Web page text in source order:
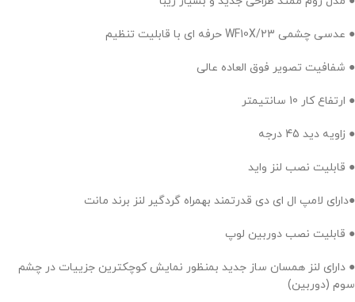
● عدسی چشمی WF10X/23 حرفه ای با قابلیت تنظیم
● شفافیت تصویر فوق العاده عالی
● ارتفاع کار 10 سانتیمتر
● زاویه دید 45 درجه
● قابلیت نصب لنز واید
●دارای لامپ ال ای دی قدرتمند بهمراه گردگیر لنز برند مانت
● قابلیت نصب دوربین لوپ
● دارای لنز همسان ساز جدید بمنظور نمایش کوچکترین جزییات در چشم
سوم (دوربین)